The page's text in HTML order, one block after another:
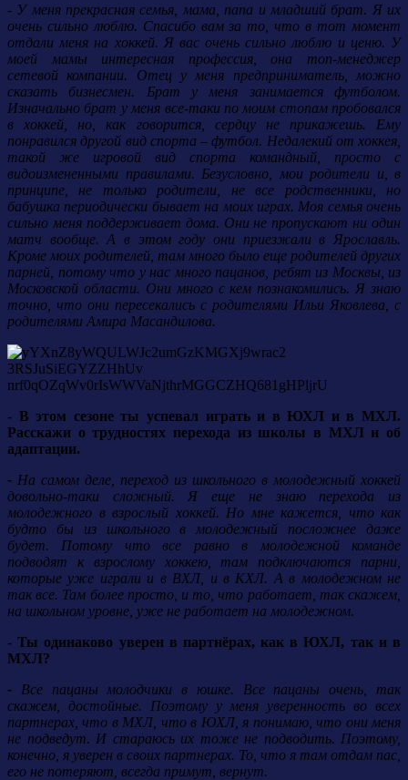
- У меня прекрасная семья, мама, папа и младший брат. Я их
очень сильно люблю. Спасибо вам за то, что в тот момент
отдали меня на хоккей. Я вас очень сильно люблю и ценю. У
моей мамы интересная профессия, она топ-менеджер
сетевой компании. Отец у меня предприниматель, можно
сказать бизнесмен. Брат у меня занимается футболом.
Изначально брат у меня все-таки по моим стопам пробовался
в хоккей, но, как говорится, сердцу не прикажешь. Ему
понравился другой вид спорта – футбол. Недалекий от хоккея,
такой же игровой вид спорта командный, просто с
видоизмененными правилами. Безусловно, мои родители и, в
принципе, не только родители, не все родственники, но
бабушка периодически бывает на моих играх. Моя семья очень
сильно меня поддерживает дома. Они не пропускают ни один
матч вообще. А в этом году они приезжали в Ярославль.
Кроме моих родителей, там много было еще родителей других
парней, потому что у нас много пацанов, ребят из Москвы, из
Московской области. Они много с кем познакомились. Я знаю
точно, что они пересекались с родителями Ильи Яковлева, с
родителями Амира Масандилова.
- В этом сезоне ты успевал играть и в ЮХЛ и в МХЛ.
Расскажи о трудностях перехода из школы в МХЛ и об
адаптации.
- На самом деле, переход из школьного в молодежный хоккей
довольно-таки сложный. Я
еще не знаю перехода из
молодежного в взрослый хоккей. Но мне кажется, что как
будто бы из школьного в молодежный посложнее даже
будет.
Потому что все равно в молодежной команде
подводят к взрослому хоккею, там подключаются парни,
которые уже играли и в ВХЛ, и в КХЛ. А в молодежном не
так все. Там более просто, и то, что работает, так скажем,
на школьном уровне, уже не работает на молодежном.
- Ты одинаково уверен в партнёрах, как в ЮХЛ, так и в
МХЛ?
- Все пацаны молодчики в юшке. Все пацаны очень, так
скажем, достойные. Поэтому у меня уверенность во всех
партнерах, что в МХЛ, что в ЮХЛ, я понимаю, что они меня
не подведут. И стараюсь их тоже не подводить. Поэтому,
конечно, я уверен в своих партнерах. То, что я там отдам пас,
его не потеряют, всегда примут, вернут.